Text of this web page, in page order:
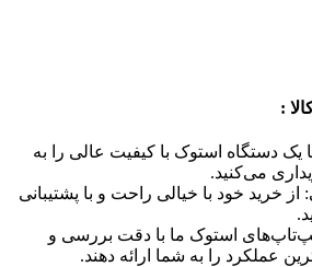
:
دستگاه استوک با کیفیت عالی را به
می‌کنید.
از خرید خود با خیالی راحت و با پشتیبانی
استوک ما با دقت بررسی و
عملکرد را به شما ارائه دهند.